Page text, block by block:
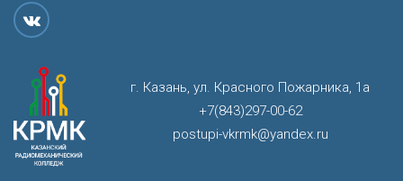
г. Казань, ул. Красного Пожарника, 1а
+7(843)297-00-62
postupi-vkrmk@yandex.ru